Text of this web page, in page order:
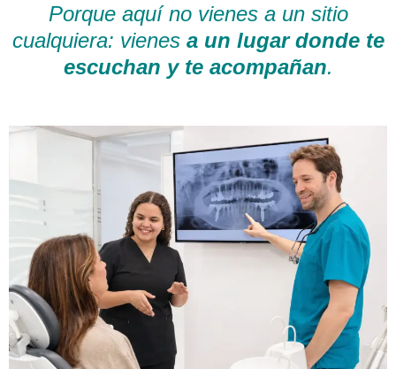
Porque aquí no vienes a un sitio
cualquiera: vienes a un lugar donde te
escuchan y te acompañan.